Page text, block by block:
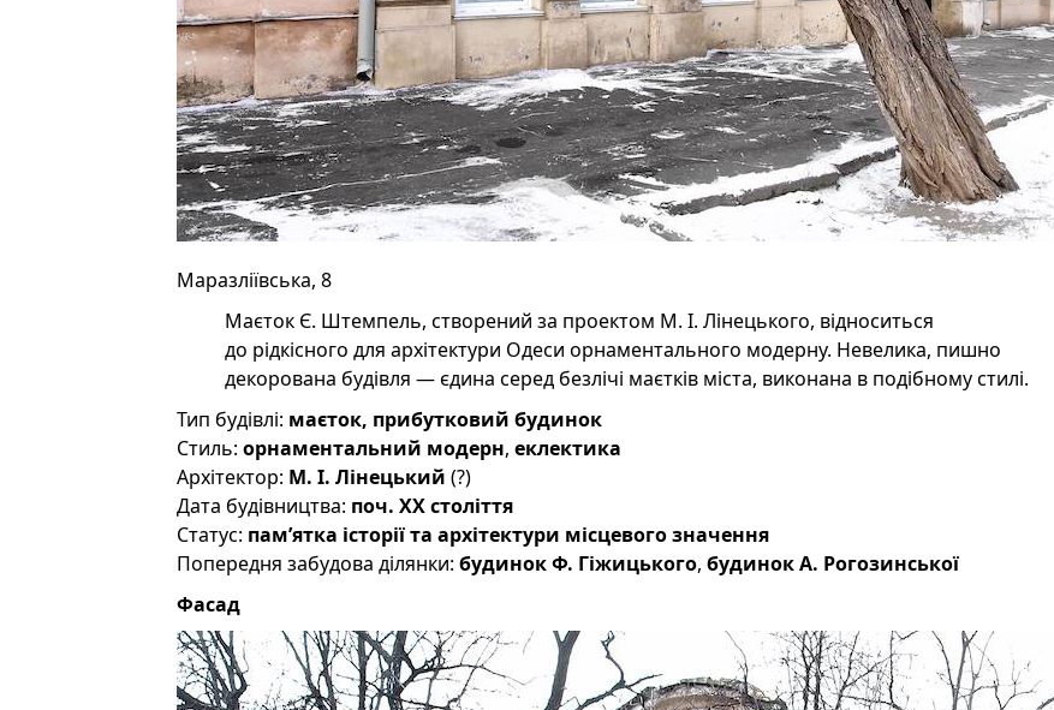
Маразліївська, 8
Маєток Є. Штемпель, створений за проектом М. І. Лінецького, відноситься
до рідкісного для архітектури Одеси орнаментального модерну. Невелика, пишно
декорована будівля — єдина серед безлічі маєтків міста, виконана в подібному стилі.
Тип будівлі: маєток, прибутковий будинок
Стиль:орнаментальний модерн,еклектика
Архітектор: М. І. Лінецький (?)
Дата будівництва: поч. XX століття
Статус: пам’ятка історії та архітектури місцевого значення
Попередня забудова ділянки:будинок Ф. Гіжицького,будинок А. Рогозинської
Фасад